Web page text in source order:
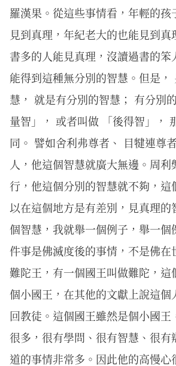
羅漢果。從這些事情看，年輕的孩
見到真理，年紀老大的也能見到
書多的人能見真理，沒讀過書的笨
能得到這種無分別的智慧。但是，
慧， 就是有分別的智慧； 有分別
量智」， 或者叫做 「後得智」，
同。 譬如舍利弗尊者、 目犍連尊
人，他這個智慧就廣大無邊。周利
行，他這個分別的智慧就不夠，
以在這個地方是有差別，見真理的
個智慧，我就舉一個例子，舉一個
件事是佛滅度後的事情，不是佛在
難陀王，有一個國王叫做難陀，這
個小國王，在其他的文獻上說這個
回教徒。這個國王雖然是個小國王
很多，很有學問、很有智慧、很有
道的事情非常多。因此他的高慢心